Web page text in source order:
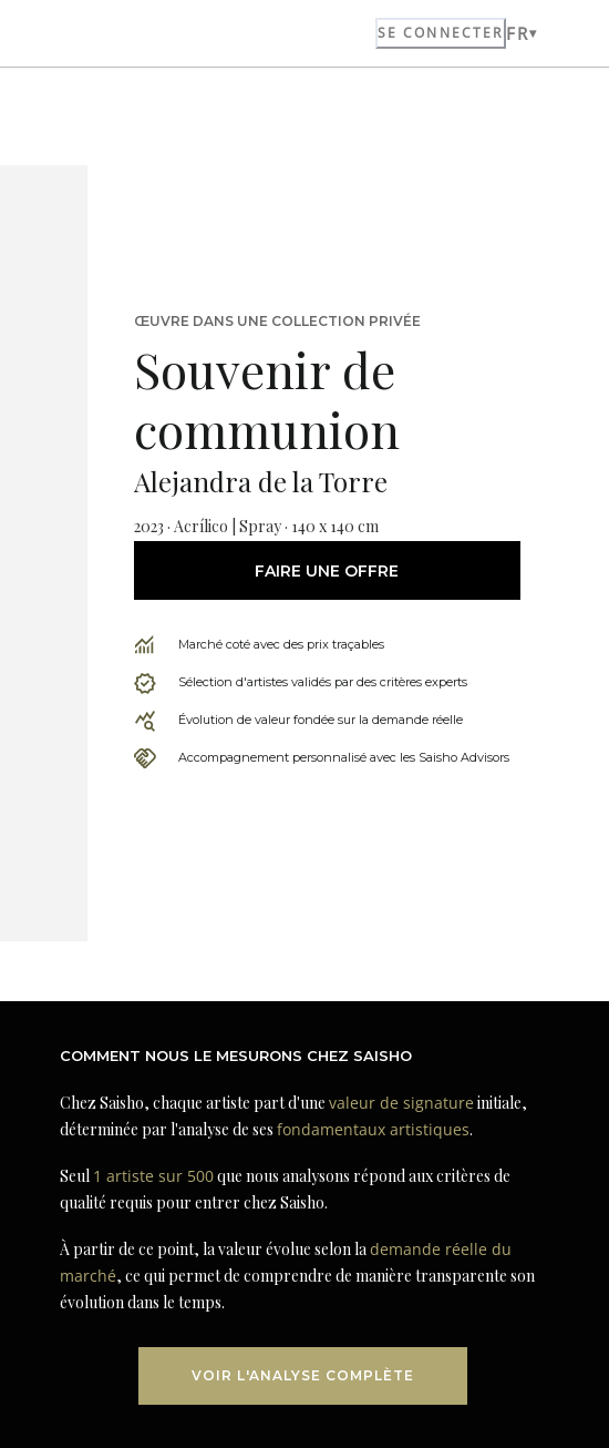
SE CONNECTER FR
ŒUVRE DANS UNE COLLECTION PRIVÉE
Souvenir de
communion
Alejandra de la Torre
2023 · Acrílico | Spray · 140 x 140 cm
FAIRE UNE OFFRE
Marché coté avec des prix traçables
Sélection d'artistes validés par des critères experts
Évolution de valeur fondée sur la demande réelle
Accompagnement personnalisé avec les Saisho Advisors
COMMENT NOUS LE MESURONS CHEZ SAISHO
Chez Saisho, chaque artiste part d'unevaleur de signature initiale,
déterminée par l'analyse de sesfondamentaux artistiques.
Seul 1 artiste sur 500que nous analysons répond aux critères de
qualité requis pour entrer chez Saisho.
À partir de ce point, la valeur évolue selon lademande réelle du
marché, ce qui permet de comprendre de manière transparente son
évolution dans le temps.
VOIR L'ANALYSE COMPLÈTE